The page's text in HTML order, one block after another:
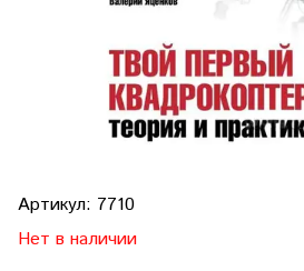
Артикул: 7710
Нет в наличии